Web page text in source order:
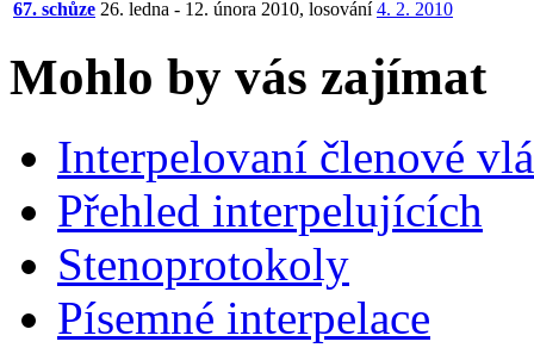
67. schůze 26. ledna - 12. února 2010, losování4. 2. 2010
Mohlo by vás zajímat
Interpelovaní členové
Přehled interpelujících
Stenoprotokoly
Písemné interpelace